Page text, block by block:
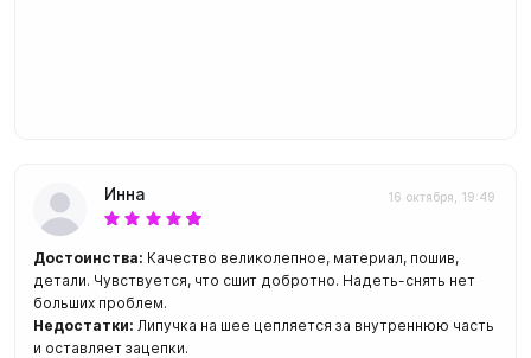
Инна 16 октября, 19:49
Достоинства: Качество великолепное, материал, пошив,
детали. Чувствуется, что сшит добротно. Надеть-снять нет
больших проблем.
Недостатки: Липучка на шее цепляется за внутреннюю часть
и оставляет зацепки.